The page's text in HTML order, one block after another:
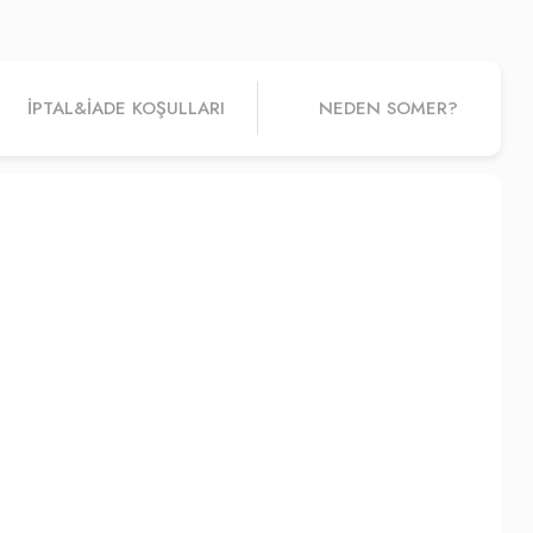
İPTAL&IADE KOŞULLARI NEDEN SOMER?